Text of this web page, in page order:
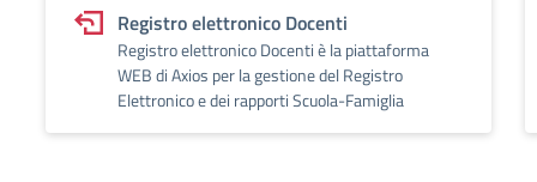
Registro elettronico Docenti
Registro elettronico Docenti è la piattaforma
WEB di Axios per la gestione del Registro
Elettronico e dei rapporti Scuola-Famiglia